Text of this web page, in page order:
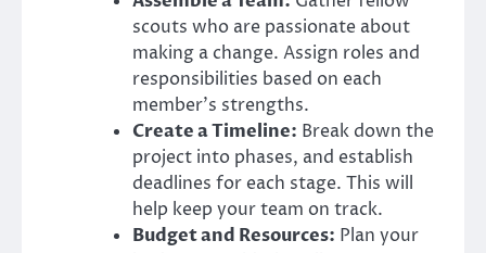
scouts who are passionate about
making a change. Assign roles and
responsibilities based on each
member’s strengths.
Create a Timeline: Break down the
project into phases, and establish
deadlines for each stage. This will
help keep your team on track.
Budget and Resources: Plan your